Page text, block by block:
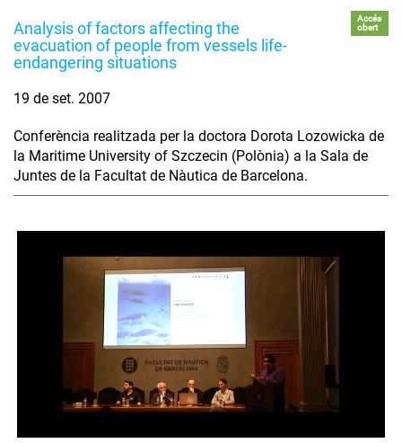
Analysis of factors affecting the
evacuation of people from vessels life-
endangering situations
Accés
obert
19 de set. 2007
Conferència realitzada per la doctora Dorota Lozowicka de
la Maritime University of Szczecin (Polònia) a la Sala de
Juntes de la Facultat de Nàutica de Barcelona.